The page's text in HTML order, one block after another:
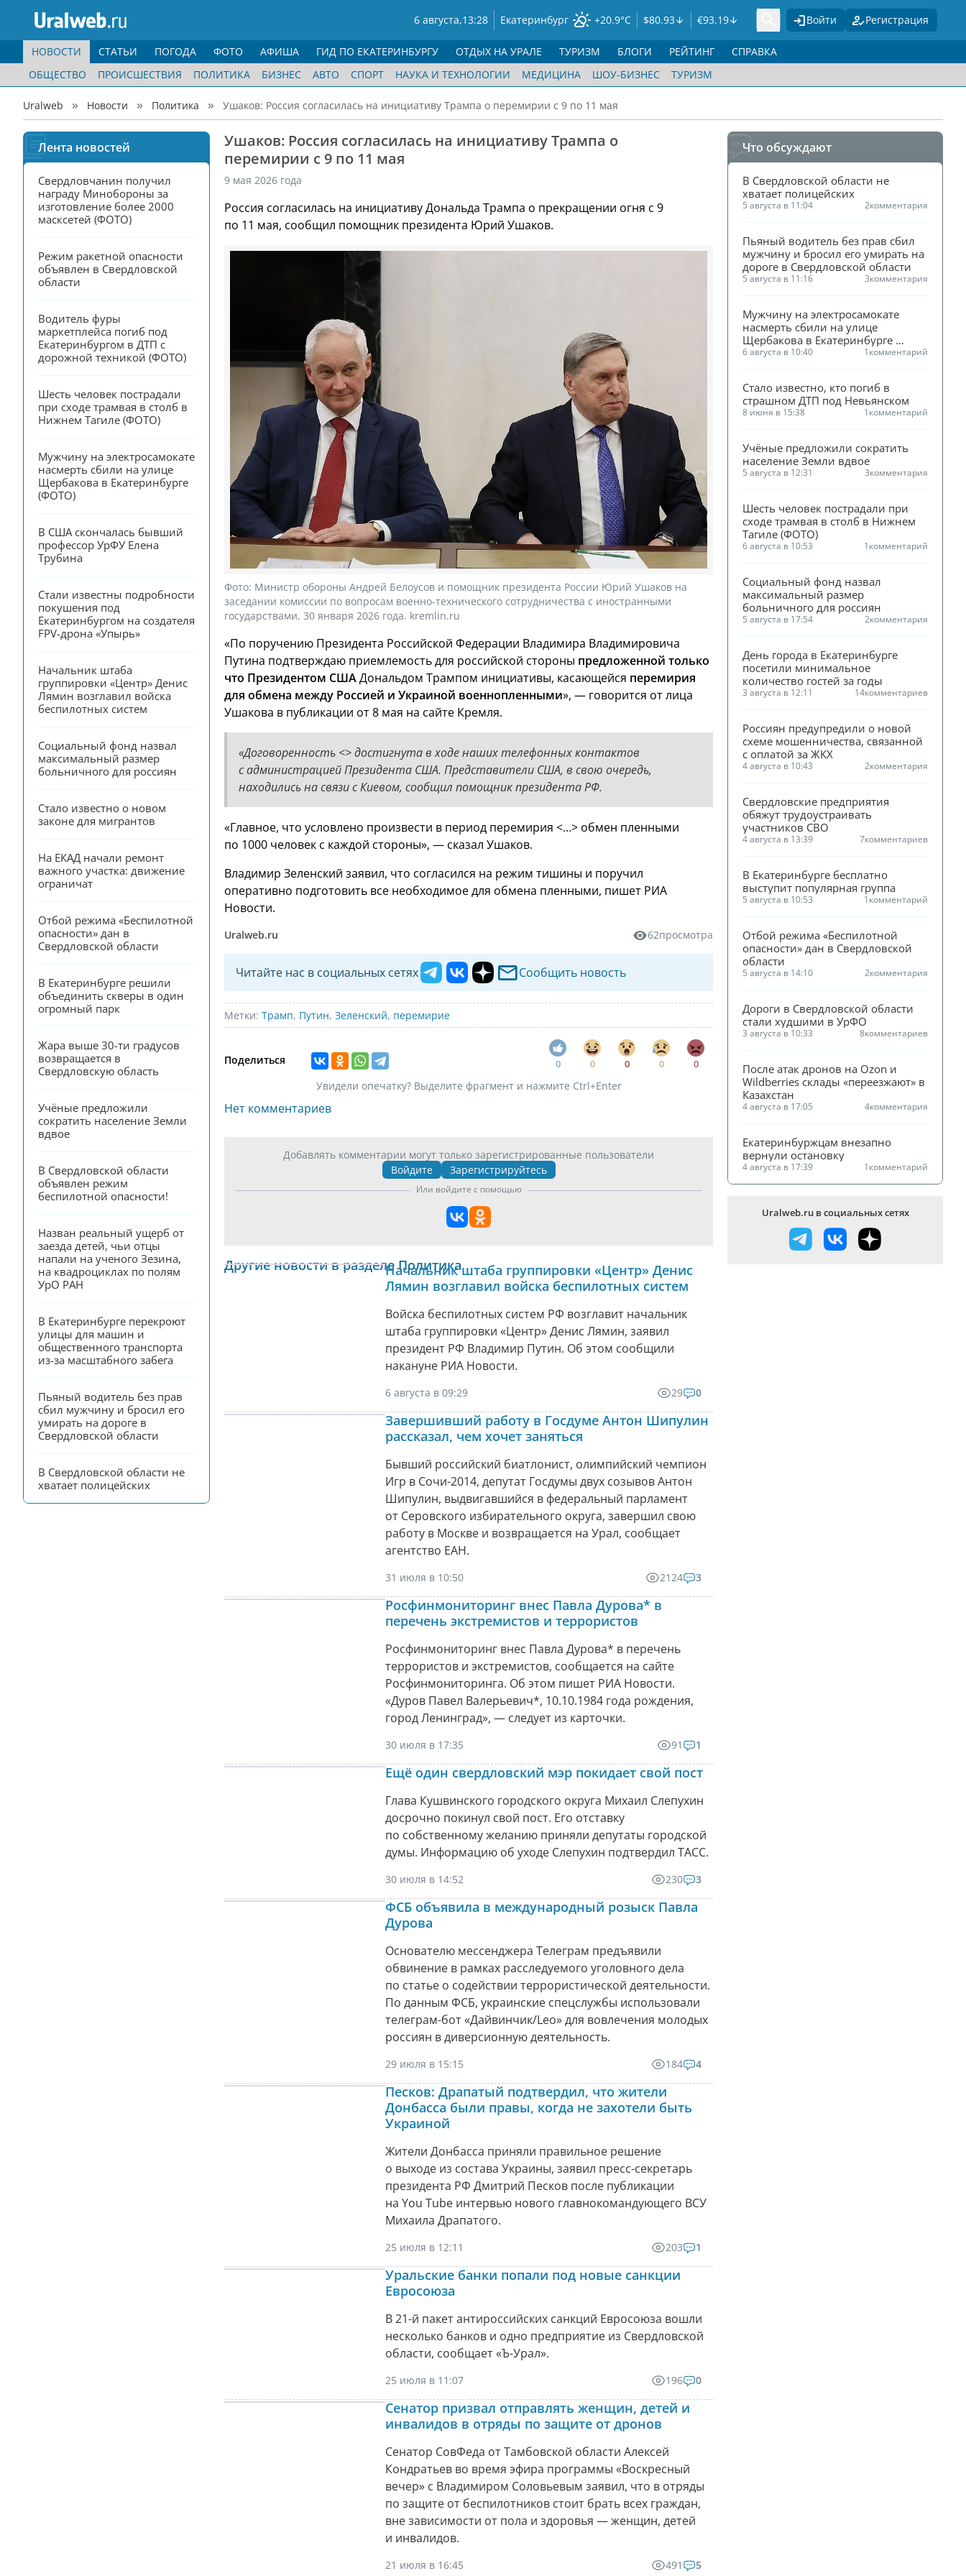
6 августа,13:28 Екатеринбург +20.9°C $80.93 €93.19 Войти Регистрация
НОВОСТИ
ОБЩЕСТВО
ПРОИСШЕСТВИЯ ПОЛИТИКА БИЗНЕС АВТО СПОРТ НАУКА И ТЕХНОЛОГИИ МЕДИЦИНА ШОУ-БИЗНЕС ТУРИЗМ
СТАТЬИ ПОГОДА ФОТО АФИША ГИД ПО ЕКАТЕРИНБУРГУ ОТДЫХ НА УРАЛЕ ТУРИЗМ БЛОГИ РЕЙТИНГ СПРАВКА
Uralweb Новости Политика Ушаков: Россия согласилась на инициативу Трампа о перемирии с 9 по 11 мая
Лента новостей
Свердловчанин получил
награду Минобороны за
изготовление более 2000
масксетей (ФОТО)
Режим ракетной опасности
объявлен в Свердловской
области
Водитель фуры
маркетплейса погиб под
Екатеринбургом в ДТП с
дорожной техникой (ФОТО)
Шесть человек пострадали
при сходе трамвая в столб в
Нижнем Тагиле (ФОТО)
Мужчину на электросамокате
насмерть сбили на улице
Щербакова в Екатеринбурге
(ФОТО)
В США скончалась бывший
профессор УрФУ Елена
Трубина
Стали известны подробности
покушения под
Екатеринбургом на создателя
FPV-дрона «Упырь»
Начальник штаба
группировки «Центр» Денис
Лямин возглавил войска
беспилотных систем
Социальный фонд назвал
максимальный размер
больничного для россиян
Стало известно о новом
законе для мигрантов
На ЕКАД начали ремонт
важного участка: движение
ограничат
Отбой режима «Беспилотной
опасности» дан в
Свердловской области
В Екатеринбурге решили
объединить скверы в один
огромный парк
Жара выше 30-ти градусов
возвращается в
Свердловскую область
Учёные предложили
сократить население Земли
вдвое
В Свердловской области
объявлен режим
беспилотной опасности!
Назван реальный ущерб от
заезда детей, чьи отцы
напали на ученого Зезина,
на квадроциклах по полям
УрО РАН
В Екатеринбурге перекроют
улицы для машин и
общественного транспорта
из-за масштабного забега
Пьяный водитель без прав
сбил мужчину и бросил его
умирать на дороге в
Свердловской области
В Свердловской области не
хватает полицейских
Ушаков: Россия согласилась на инициативу Трампа о
перемирии с 9 по 11 мая
9 мая 2026 года
Россия согласилась на инициативу Дональда Трампа о прекращении огня с 9
по 11 мая, сообщил помощник президента Юрий Ушаков.
Фото: Министр обороны Андрей Белоусов и помощник президента России Юрий Ушаков на
заседании комиссии по вопросам военно-технического сотрудничества с иностранными
государствами, 30 января 2026 года. kremlin.ru
«По поручению Президента Российской Федерации Владимира Владимировича
Путина подтверждаю приемлемость для российской стороны предложенной только
что Президентом СШАДональдом Трампом инициативы, касающейся перемирия
для обмена между Россией и Украиной военнопленными», — говорится от лица
Ушакова в публикации от 8 мая на сайте Кремля.
«Договоренность <> достигнута в ходе наших телефонных контактов
с администрацией Президента США. Представители США, в свою очередь,
находились на связи с Киевом, сообщил помощник президента РФ.
«Главное, что условлено произвести в период перемирия <…> обмен пленными
по 1000 человек с каждой стороны», — сказал Ушаков.
Владимир Зеленский заявил, что согласился на режим тишины и поручил
оперативно подготовить все необходимое для обмена пленными, пишет РИА
Новости.
Uralweb.ru 62просмотра
Читайте нас в социальных сетях Сообщить новость
Метки: Трамп, Путин, Зеленский, перемирие
Поделиться 0 0 0 0 0
Увидели опечатку? Выделите фрагмент и нажмите Ctrl+Enter
Нет комментариев
Добавлять комментарии могут только зарегистрированные пользователи
Войдите
Зарегистрируйтесь
Или войдите с помощью
Другие новости в разделе ПолитикаНачальник штаба группировки «Центр» Денис
Лямин возглавил войска беспилотных систем
Войска беспилотных систем РФ возглавит начальник
штаба группировки «Центр» Денис Лямин, заявил
президент РФ Владимир Путин. Об этом сообщили
накануне РИА Новости.
6 августа в 09:29 29 0
Завершивший работу в Госдуме Антон Шипулин
рассказал, чем хочет заняться
Бывший российский биатлонист, олимпийский чемпион
Игр в Сочи-2014, депутат Госдумы двух созывов Антон
Шипулин, выдвигавшийся в федеральный парламент
от Серовского избирательного округа, завершил свою
работу в Москве и возвращается на Урал, сообщает
агентство ЕАН.
31 июля в 10:50 2124 3
Росфинмониторинг внес Павла Дурова* в
перечень экстремистов и террористов
Росфинмониторинг внес Павла Дурова* в перечень
террористов и экстремистов, сообщается на сайте
Росфинмониторинга. Об этом пишет РИА Новости.
«Дуров Павел Валерьевич*, 10.10.1984 года рождения,
город Ленинград», — следует из карточки.
30 июля в 17:35 91 1
Ещё один свердловский мэр покидает свой пост
Глава Кушвинского городского округа Михаил Слепухин
досрочно покинул свой пост. Его отставку
по собственному желанию приняли депутаты городской
думы. Информацию об уходе Слепухин подтвердил ТАСС.
30 июля в 14:52 230 3
ФСБ объявила в международный розыск Павла
Дурова
Основателю мессенджера Телеграм предъявили
обвинение в рамках расследуемого уголовного дела
по статье о содействии террористической деятельности.
По данным ФСБ, украинские спецслужбы использовали
телеграм-бот «Дайвинчик/Leo» для вовлечения молодых
россиян в диверсионную деятельность.
29 июля в 15:15 184 4
Песков: Драпатый подтвердил, что жители
Донбасса были правы, когда не захотели быть
Украиной
Жители Донбасса приняли правильное решение
о выходе из состава Украины, заявил пресс-секретарь
президента РФ Дмитрий Песков после публикации
на You Tube интервью нового главнокомандующего ВСУ
Михаила Драпатого.
25 июля в 12:11 203 1
Уральские банки попали под новые санкции
Евросоюза
В 21-й пакет антироссийских санкций Евросоюза вошли
несколько банков и одно предприятие из Свердловской
области, сообщает «Ъ-Урал».
25 июля в 11:07 196 0
Сенатор призвал отправлять женщин, детей и
инвалидов в отряды по защите от дронов
Сенатор СовФеда от Тамбовской области Алексей
Кондратьев во время эфира программы «Воскресный
вечер» с Владимиром Соловьевым заявил, что в отряды
по защите от беспилотников стоит брать всех граждан,
вне зависимости от пола и здоровья — женщин, детей
и инвалидов.
21 июля в 16:45 491 5
Что обсуждают
В Свердловской области не
хватает полицейских
5 августа в 11:04 2комментария
Пьяный водитель без прав сбил
мужчину и бросил его умирать на
дороге в Свердловской области
5 августа в 11:16 3комментария
Мужчину на электросамокате
насмерть сбили на улице
Щербакова в Екатеринбурге
(ФОТО)
6 августа в 10:40 1комментарий
Стало известно, кто погиб в
страшном ДТП под Невьянском
8 июня в 15:38 1комментарий
Учёные предложили сократить
население Земли вдвое
5 августа в 12:31 3комментария
Шесть человек пострадали при
сходе трамвая в столб в Нижнем
Тагиле (ФОТО)
6 августа в 10:53 1комментарий
Социальный фонд назвал
максимальный размер
больничного для россиян
5 августа в 17:54 2комментария
День города в Екатеринбурге
посетили минимальное
количество гостей за годы
3 августа в 12:11 14комментариев
Россиян предупредили о новой
схеме мошенничества, связанной
с оплатой за ЖКХ
4 августа в 10:43 2комментария
Свердловские предприятия
обяжут трудоустраивать
участников СВО
4 августа в 13:39 7комментариев
В Екатеринбурге бесплатно
выступит популярная группа
5 августа в 10:53 1комментарий
Отбой режима «Беспилотной
опасности» дан в Свердловской
области
5 августа в 14:10 2комментария
Дороги в Свердловской области
стали худшими в УрФО
3 августа в 10:33 8комментариев
После атак дронов на Ozon и
Wildberries склады «переезжают» в
Казахстан
4 августа в 17:05 4комментария
Екатеринбуржцам внезапно
вернули остановку
4 августа в 17:39 1комментарий
Uralweb.ru в социальных сетях